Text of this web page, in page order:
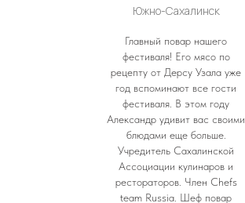
Южно-Сахалинск
Главный повар нашего
фестиваля! Его мясо по
рецепту от Дерсу Узала уже
год вспоминают все гости
фестиваля. В этом году
Александр удивит вас своими
блюдами еще больше.
Учредитель Сахалинской
Ассоциации кулинаров и
рестораторов. Член Chefs
team Russia. Шеф повар